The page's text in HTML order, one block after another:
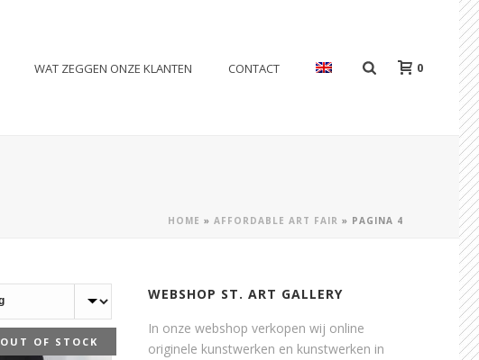
WAT ZEGGEN ONZE KLANTEN CONTACT 0
HOME » AFFORDABLE ART FAIR » PAGINA 4
OUT OF STOCK
WEBSHOP ST. ART GALLERY
In onze webshop verkopen wij online
originele kunstwerken en kunstwerken in